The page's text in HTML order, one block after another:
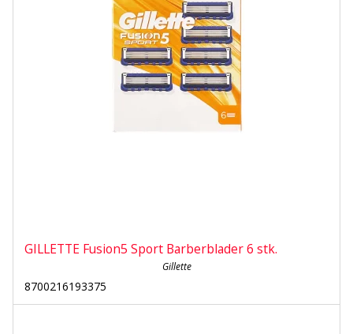
GILLETTE Fusion5 Sport Barberblader 6 stk.
Gillette
8700216193375